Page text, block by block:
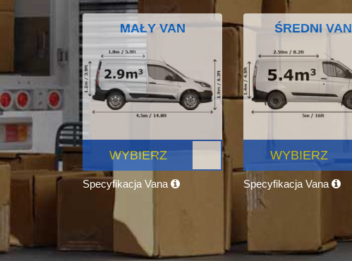
MAŁY VAN
WYBIERZ
Specyfikacja Vana
ŚREDNI VAN
WYBIERZ
Specyfikacja Vana